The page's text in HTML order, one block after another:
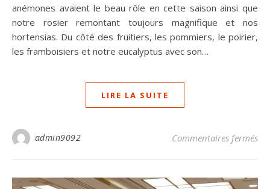
anémones avaient le beau rôle en cette saison ainsi que
notre rosier remontant toujours magnifique et nos
hortensias. Du côté des fruitiers, les pommiers, le poirier,
les framboisiers et notre eucalyptus avec son…
LIRE LA SUITE
admin9092 Commentaires fermés